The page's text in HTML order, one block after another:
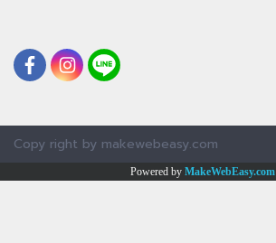
Copy right by makewebeasy.com
Powered by MakeWebEasy.com